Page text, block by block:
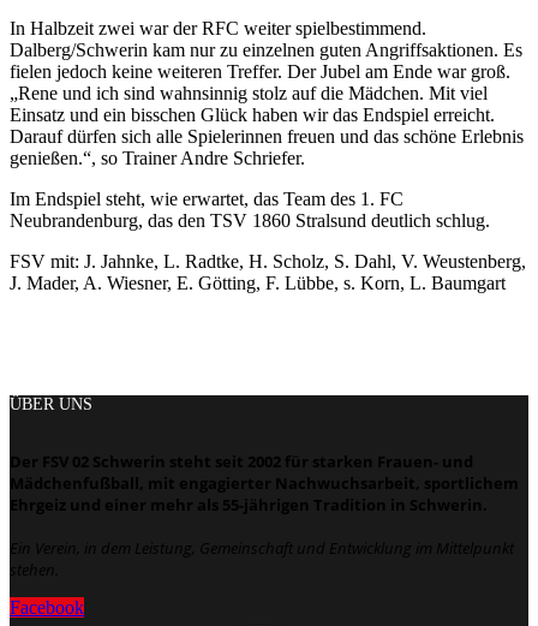
In Halbzeit zwei war der RFC weiter spielbestimmend.
Dalberg/Schwerin kam nur zu einzelnen guten Angriffsaktionen. Es
fielen jedoch keine weiteren Treffer. Der Jubel am Ende war groß.
„Rene und ich sind wahnsinnig stolz auf die Mädchen. Mit viel
Einsatz und ein bisschen Glück haben wir das Endspiel erreicht.
Darauf dürfen sich alle Spielerinnen freuen und das schöne Erlebnis
genießen.“, so Trainer Andre Schriefer.
Im Endspiel steht, wie erwartet, das Team des 1. FC
Neubrandenburg, das den TSV 1860 Stralsund deutlich schlug.
FSV mit: J. Jahnke, L. Radtke, H. Scholz, S. Dahl, V. Weustenberg,
J. Mader, A. Wiesner, E. Götting, F. Lübbe, s. Korn, L. Baumgart
ÜBER UNS
Der FSV 02 Schwerin steht seit 2002 für starken Frauen- und
Mädchenfußball, mit engagierter Nachwuchsarbeit, sportlichem
Ehrgeiz und einer mehr als 55-jährigen Tradition in Schwerin.
Ein Verein, in dem Leistung, Gemeinschaft und Entwicklung im Mittelpunkt
stehen.
Facebook